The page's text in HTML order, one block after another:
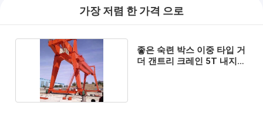
가장 저렴 한 가격 으로
좋은 숙련 박스 이중 타입 거
더 갠트리 크레인 5T 내지